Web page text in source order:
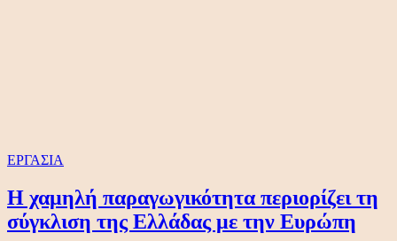
ΕΡΓΑΣΙΑ
Η χαμηλή παραγωγικότητα περιορίζει τη
σύγκλιση της Ελλάδας με την Ευρώπη